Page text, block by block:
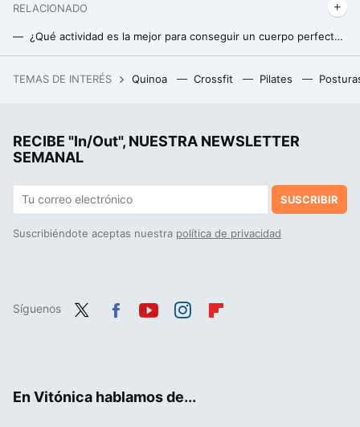
RELACIONADO
¿Qué actividad es la mejor para conseguir un cuerpo perfecto de cara al verano?. La pregunta de la semana
TEMAS DE INTERÉS Quinoa Crossfit Pilates
RECIBE "In/Out", NUESTRA NEWSLETTER
SEMANAL
SUSCRIBIR
Suscribiéndote aceptas nuestra política de privacidad
Síguenos
En Vitónica hablamos de...